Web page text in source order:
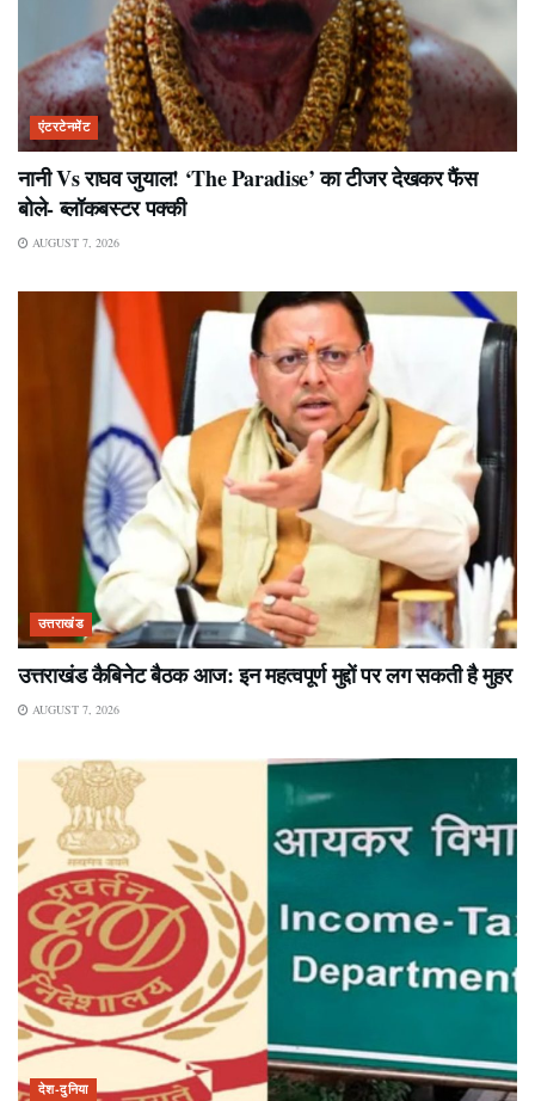
एंटरटेनमेंट
नानी Vs राघव जुयाल! ‘The Paradise’ का टीजर देखकर फैंस
बोले- ब्लॉकबस्टर पक्की
AUGUST 7, 2026
उत्तराखंड
उत्तराखंड कैबिनेट बैठक आज: इन महत्वपूर्ण मुद्दों पर लग सकती है मुहर
AUGUST 7, 2026
देश-दुनिया